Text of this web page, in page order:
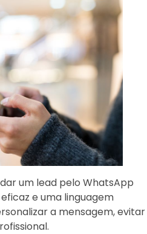
um lead pelo WhatsApp
e uma linguagem
a mensagem, evitar